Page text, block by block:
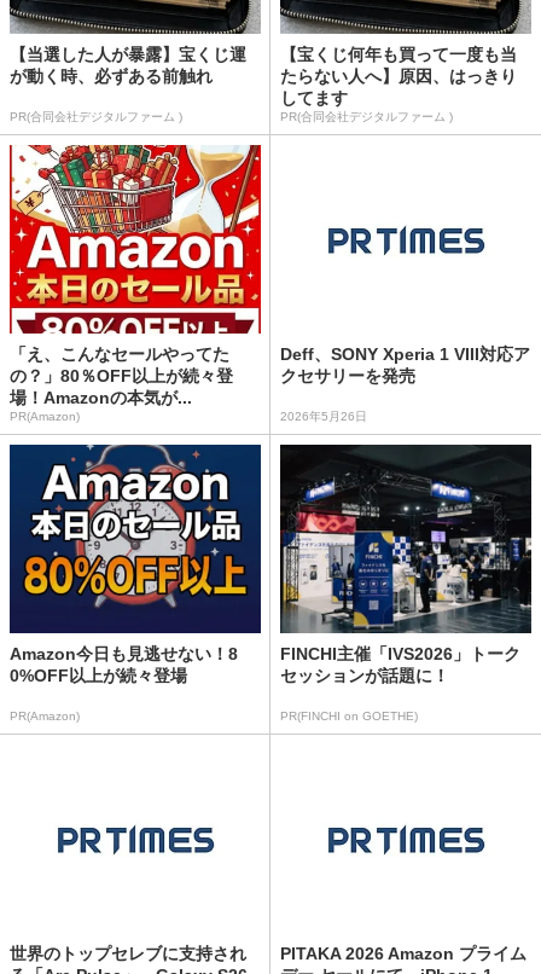
【当選した人が暴露】宝くじ運
が動く時、必ずある前触れ
PR(合同会社デジタルファーム )
【宝くじ何年も買って一度も当
たらない人へ】原因、はっきり
してます
PR(合同会社デジタルファーム )
「え、こんなセールやってた
の？」80％OFF以上が続々登
場！Amazonの本気が...
PR(Amazon)
Deff、SONY Xperia 1 VIII対応ア
クセサリーを発売
2026年5月26日
Amazon今日も見逃せない！8
0%OFF以上が続々登場
PR(Amazon)
FINCHI主催「IVS2026」トーク
セッションが話題に！
PR(FINCHI on GOETHE)
世界のトップセレブに支持され
PITAKA 2026 Amazon プライム